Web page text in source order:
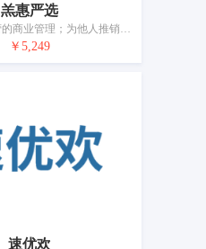
羔惠严选
广告；特许经营的商业管理；为他人推销；为商品和服务的买卖双方提供在线市场；市场营销；计算机数据库信息系统化；会计；自动售货机出租；医疗用品零售或批发服务
￥5,249
速优欢